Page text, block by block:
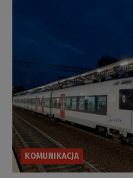
KOMUNIKACJA